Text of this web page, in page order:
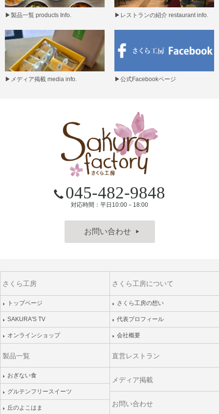
▶製品一覧 products Info. ▶ レストランの紹介 restaurant info.
▶ メディア掲載 media info. ▶公式Facebookページ
045-482-9848
対応時間：平日10:00－18:00
お問い合わせ ▶
さくら工房
トップページ
SAKURA'S TV
オンラインショップ
さくら工房について
さくら工房の想い
代表プロフィール
会社概要
製品一覧
おぎない食
グルテンフリースイーツ
丘のよこはま
直営レストラン
メディア掲載
お問い合わせ